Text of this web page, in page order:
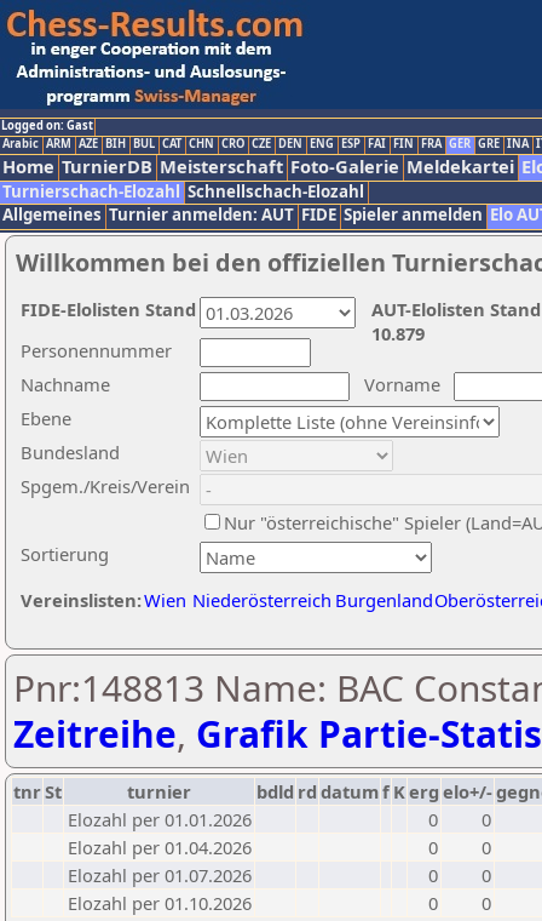
Logged on: Gast
Arabic ARM AZE BIH BUL CAT CHN CRO CZE DEN ENG ESP FAI FIN FRA GER GRE INA
Home TurnierDB Meisterschaft Foto-Galerie Meldekartei
Turnierschach-Elozahl Schnellschach-Elozahl
Allgemeines Turnier anmelden: AUT FIDE Spieler anmelden Elo
Willkommen bei den offiziellen
Nachname
Vorname
Ebene
Sortierung
Personennummer
Bundesland
Spgem./Kreis/Verein
Nur "österreichische" Spieler
Vereinslisten:Wien Niederösterreich Burgenland
AUT-Elolisten
10.879
FIDE-Elolisten Stand
Pnr:148813 Name: BAC
Zeitreihe, Grafik Partie-
tnrSt turnier bdld rd datumf Kerg elo+/-
Elozahl per 01.01.2026
0
0
Elozahl per 01.04.2026
0
0
Elozahl per 01.07.2026
0
0
Elozahl per 01.10.2026
0 0